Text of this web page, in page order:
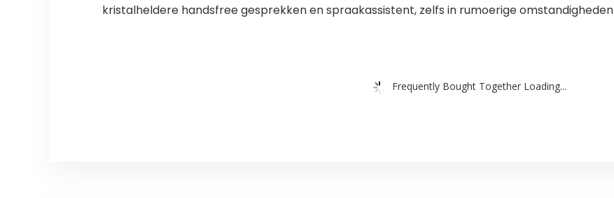
kristalheldere handsfree gesprekken en spraakassistent, zelfs in rumoerige omstandigheden
Frequently Bought Together Loading...